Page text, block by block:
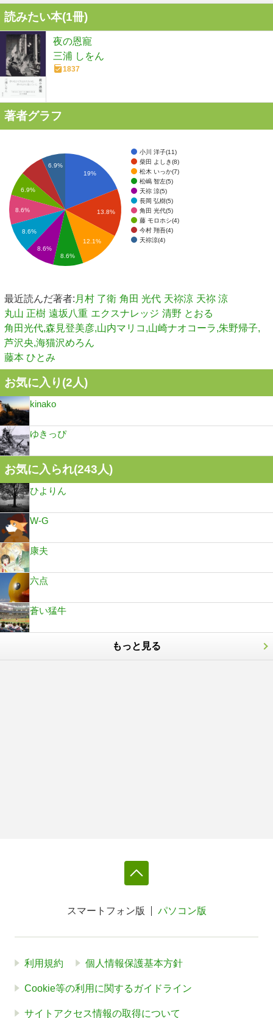
読みたい本(1冊)
夜の恩寵
三浦 しをん
1837
著者グラフ
小川 洋子(11)
柴田 よしき(8)
松木 いっか(7)
松嶋 智左(5)
天祢 涼(5)
長岡 弘樹(5)
角田 光代(5)
藤 モロホシ(4)
今村 翔吾(4)
天祢涼(4)
19%
13.8%
12.1%
6.9%
6.9%
8.6%
8.6%
8.6%
8.6%
最近読んだ著者: 月村 了衛 角田 光代 天祢涼 天祢 涼
丸山 正樹 遠坂八重 エクスナレッジ 清野 とおる
角田光代,森見登美彦,山内マリコ,山崎ナオコーラ,朱野帰子,
芦沢央,海猫沢めろん
藤本 ひとみ
お気に入り(2人)
kinako
ゆきっぴ
お気に入られ(243人)
ひよりん
W-G
康夫
六点
蒼い猛牛
もっと見る
スマートフォン版 パソコン版
利用規約 個人情報保護基本方針
Cookie等の利用に関するガイドライン
サイトアクセス情報の取得について